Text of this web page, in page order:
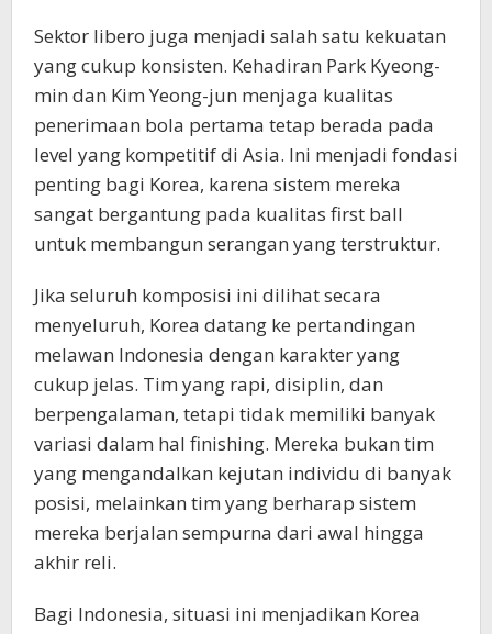
Sektor libero juga menjadi salah satu kekuatan
yang cukup konsisten. Kehadiran Park Kyeong-
min dan Kim Yeong-jun menjaga kualitas
penerimaan bola pertama tetap berada pada
level yang kompetitif di Asia. Ini menjadi fondasi
penting bagi Korea, karena sistem mereka
sangat bergantung pada kualitas first ball
untuk membangun serangan yang terstruktur.
Jika seluruh komposisi ini dilihat secara
menyeluruh, Korea datang ke pertandingan
melawan Indonesia dengan karakter yang
cukup jelas. Tim yang rapi, disiplin, dan
berpengalaman, tetapi tidak memiliki banyak
variasi dalam hal finishing. Mereka bukan tim
yang mengandalkan kejutan individu di banyak
posisi, melainkan tim yang berharap sistem
mereka berjalan sempurna dari awal hingga
akhir reli.
Bagi Indonesia, situasi ini menjadikan Korea